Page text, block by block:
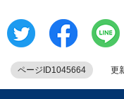
ページID1045664 更